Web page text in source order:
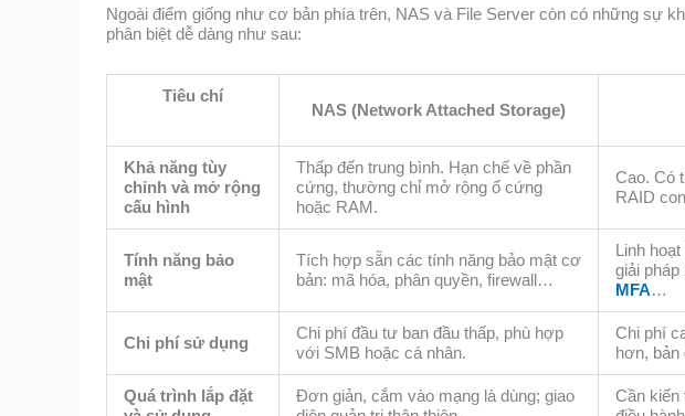
Ngoài điểm giống như cơ bản phía trên, NAS và File Server còn có những sự
phân biệt dễ dàng như sau:
Tiêu chí
NAS (Network Attached Storage)
Khả năng tùy
chỉnh và mở rộng
cấu hình
Thấp đến trung bình. Hạn chế về phần
cứng, thường chỉ mở rộng ổ cứng
hoặc RAM.
Cao. Có
RAID
Tính năng bảo
mật
Tích hợp sẵn các tính năng bảo mật cơ
bản: mã hóa, phân quyền, firewall…
Linh
giải
MFA…
Chi phí sử dụng
Chi phí đầu tư ban đầu thấp, phù hợp
với SMB hoặc cá nhân.
Chi phí
hơn, bản
Quá trình lắp đặt
Đơn giản, cắm vào mạng là dùng; giao
Cần kiến